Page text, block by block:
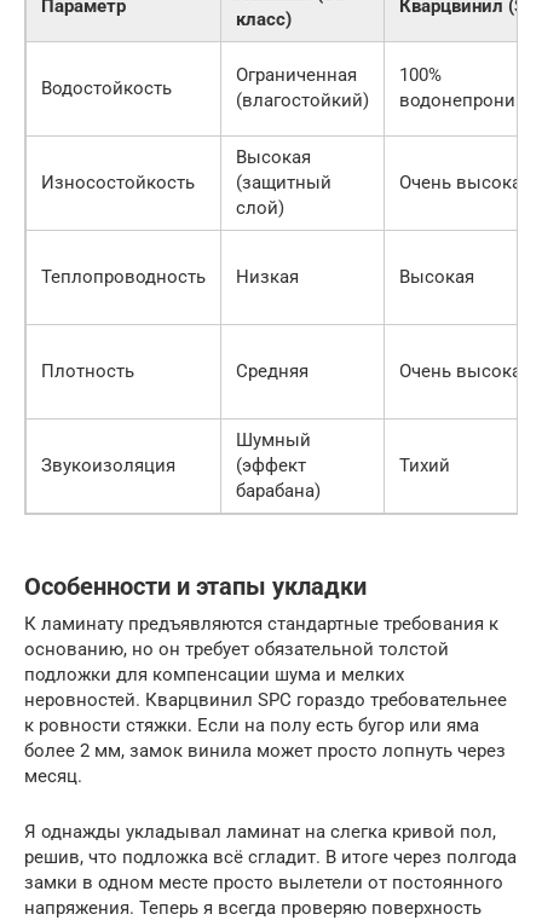
Параметр
класс)
Кварцвинил
Водостойкость
Ограниченная
(влагостойкий)
100%
Износостойкость
Высокая
(защитный
слой)
Очень высокая
Теплопроводность Низкая Высокая
Плотность Средняя Очень высокая
Звукоизоляция
Шумный
(эффект
барабана)
Тихий
Особенности и этапы укладки
К ламинату предъявляются стандартные требования к
основанию, но он требует обязательной толстой
подложки для компенсации шума и мелких
неровностей. Кварцвинил SPC гораздо требовательнее
к ровности стяжки. Если на полу есть бугор или яма
более 2 мм, замок винила может просто лопнуть через
месяц.
Я однажды укладывал ламинат на слегка кривой пол,
решив, что подложка всё сгладит. В итоге через полгода
замки в одном месте просто вылетели от постоянного
напряжения. Теперь я всегда проверяю поверхность